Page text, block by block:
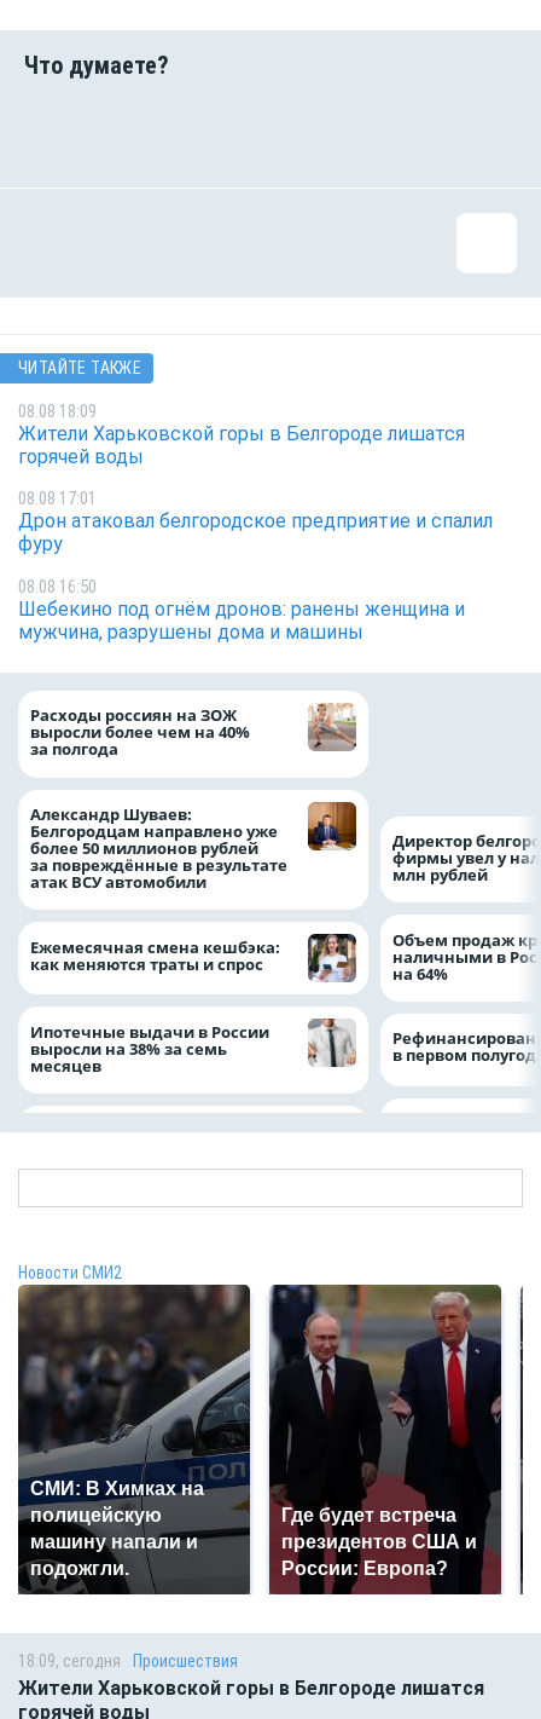
ЧИТАЙТЕ ТАКЖЕ
08.08 18:09
Жители Харьковской горы в Белгороде лишатся
горячей воды
08.08 17:01
Дрон атаковал белгородское предприятие и спалил
фуру
08.08 16:50
Шебекино под огнём дронов: ранены женщина и
мужчина, разрушены дома и машины
Расходы россиян на ЗОЖ
выросли более чем на 40%
за полгода
Александр Шуваев:
Белгородцам направлено уже
более 50 миллионов рублей
за повреждённые в результате
атак ВСУ автомобили
Ежемесячная смена кешбэка:
как меняются траты и спрос
Ипотечные выдачи в России
выросли на 38% за семь
месяцев
Директор
фирмы увел у
млн рублей
Объем продаж
наличными в
на 64%
в первом
Новости СМИ2
СМИ: В Химках на
полицейскую
машину напали и
подожгли.
Где будет встреча
президентов США и
России: Европа?
18:09, сегодня Происшествия
Жители Харьковской горы в Белгороде лишатся
горячей воды